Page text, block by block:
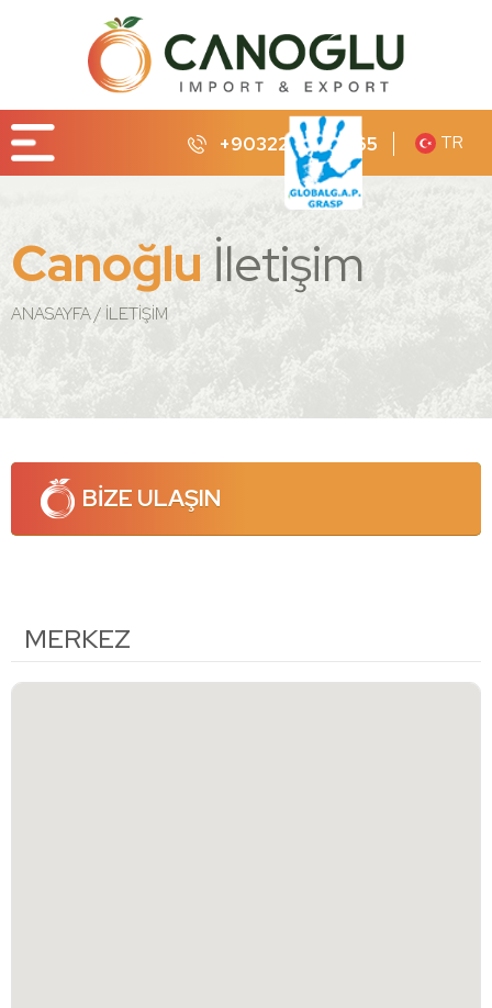
TR
+90322 232 65 65
Canoğlu İletişim
ANASAYFA İLETİŞİM
BİZE ULAŞIN
MERKEZ